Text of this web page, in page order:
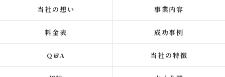
当社の想い 事業内容
料金表 成功事例
Q&A 当社の特徴